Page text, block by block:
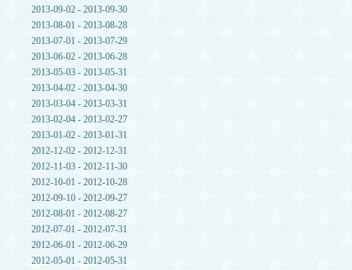
2013-09-02 - 2013-09-30
2013-08-01 - 2013-08-28
2013-07-01 - 2013-07-29
2013-06-02 - 2013-06-28
2013-05-03 - 2013-05-31
2013-04-02 - 2013-04-30
2013-03-04 - 2013-03-31
2013-02-04 - 2013-02-27
2013-01-02 - 2013-01-31
2012-12-02 - 2012-12-31
2012-11-03 - 2012-11-30
2012-10-01 - 2012-10-28
2012-09-10 - 2012-09-27
2012-08-01 - 2012-08-27
2012-07-01 - 2012-07-31
2012-06-01 - 2012-06-29
2012-05-01 - 2012-05-31